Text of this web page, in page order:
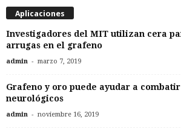
Aplicaciones
Investigadores del MIT utilizan cera
arrugas en el grafeno
admin - marzo 7, 2019
Grafeno y oro puede ayudar a
neurológicos
admin - noviembre 16, 2019